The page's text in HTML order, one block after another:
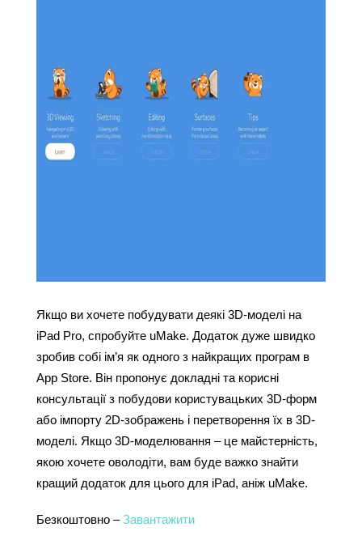
Якщо ви хочете побудувати деякі 3D-моделі на
iPad Pro, спробуйте uMake. Додаток дуже швидко
зробив собі ім’я як одного з найкращих програм в
App Store. Він пропонує докладні та корисні
консультації з побудови користувацьких 3D-форм
або імпорту 2D-зображень і перетворення їх в 3D-
моделі. Якщо 3D-моделювання – це майстерність,
якою хочете оволодіти, вам буде важко знайти
кращий додаток для цього для iPad, аніж uMake.
Безкоштовно – Завантажити